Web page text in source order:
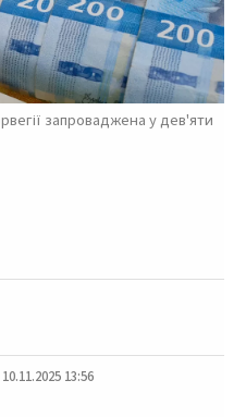
запроваджена у дев'яти
10.11.2025 13:56